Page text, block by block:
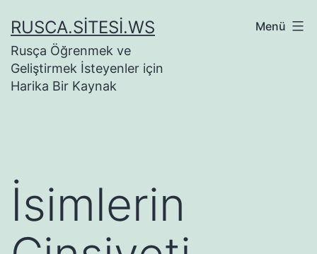
geçRUSCA.SITESI.WS
Rusça Öğrenmek ve
Geliştirmek İsteyenler için
Harika Bir Kaynak
Menü
İsimlerin